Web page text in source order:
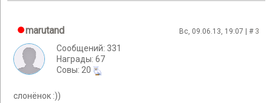
marutand Вс, 09.06.13, 19:07 | # 3
Сообщений: 331
Награды: 67
Cовы: 20
слонёнок :))